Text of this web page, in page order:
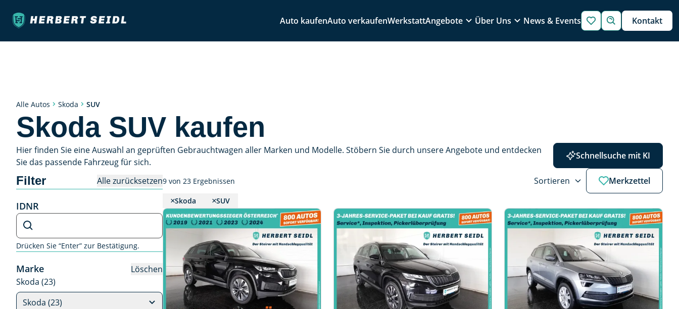
Auto kaufenAuto verkaufenWerkstattAngebote Über Uns News & Events Kontakt
Alle Autos Skoda SUV
Skoda SUV kaufen
Hier finden Sie eine Auswahl an geprüften Gebrauchtwagen aller Marken und Modelle. Stöbern Sie durch unsere Angebote und entdecken
Sie das passende Fahrzeug für sich.
Schnellsuche mit KI
Filter Alle zurücksetzen
IDNR
IDNR
Drücken Sie “Enter” zur Bestätigung.
Marke
Löschen
Skoda (23)
Skoda (23)
Merkzettel
9 von 23 Ergebnissen Sortieren
Skoda SUV